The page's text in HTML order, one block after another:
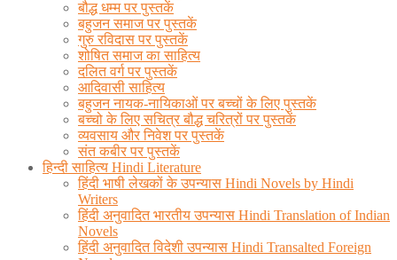
बौद्ध धम्म पर पुस्तकें
बहुजन समाज पर पुस्तकें
गुरु रविदास पर पुस्तकें
शोषित समाज का साहित्य
दलित वर्ग पर पुस्तकें
आदिवासी साहित्य
बहुजन नायक-नायिकाओं पर बच्चों के लिए पुस्तकें
बच्चो के लिए सचित्र बौद्ध चरित्रों पर पुस्तकें
व्यवसाय और निवेश पर पुस्तकें
संत कबीर पर पुस्तकें
हिन्दी साहित्य Hindi Literature
हिंदी भाषी लेखकों के उपन्यास Hindi Novels by Hindi
Writers
हिंदी अनुवादित भारतीय उपन्यास Hindi Translation of Indian
Novels
हिंदी अनुवादित विदेशी उपन्यास Hindi Transalted Foreign